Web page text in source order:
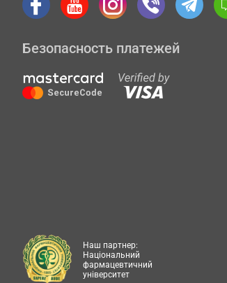
Безопасность платежей
Наш партнер:
Національний
фармацевтичний
університет